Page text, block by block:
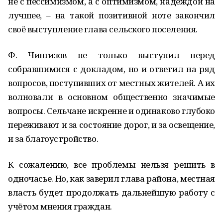
лучшее, – на такой позитивной ноте закончил
своё выступление глава сельского поселения.
Ф. Чингизов не только выступил перед
собравшимися с докладом, но и ответил на ряд
вопросов, поступивших от местных жителей. А их
волновали в основном общественно значимые
вопросы. Сельчане искренне и одинаково глубоко
переживают и за состояние дорог, и за освещение,
и за благоустройство.
К сожалению, все проблемы нельзя решить в
одночасье. Но, как заверил глава района, местная
власть будет продолжать дальнейшую работу с
учётом мнения граждан.